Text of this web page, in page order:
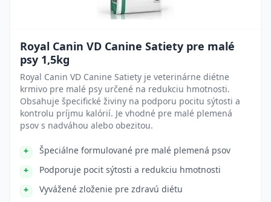
Royal Canin VD Canine Satiety pre malé
psy 1,5kg
Royal Canin VD Canine Satiety je veterinárne diétne
krmivo pre malé psy určené na redukciu hmotnosti.
Obsahuje špecifické živiny na podporu pocitu sýtosti a
kontrolu príjmu kalórií. Je vhodné pre malé plemená
psov s nadváhou alebo obezitou.
Špeciálne formulované pre malé plemená psov
Podporuje pocit sýtosti a redukciu hmotnosti
Vyvážené zloženie pre zdravú diétu